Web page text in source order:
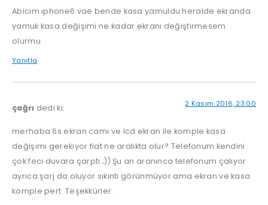
Abicim ıphone6 vae bende kasa yamuldu heralde ekranda
yamuk kasa değişimi ne kadar ekranı değiştirmesem
olurmu
Yanıtla
çağrı dedi ki: 2 Kasım 2016, 23:00
merhaba 6s ekran camı ve lcd ekran ile komple kasa
değişimi gerekiyor fiat ne aralıkta olur? Telefonum kendini
çok feci duvara çarptı ;)) Şu an aranınca telefonum çalıyor
ayrıca şarj da oluyor sıkıntı görünmüyor ama ekran ve kasa
komple pert. Teşekkürler.